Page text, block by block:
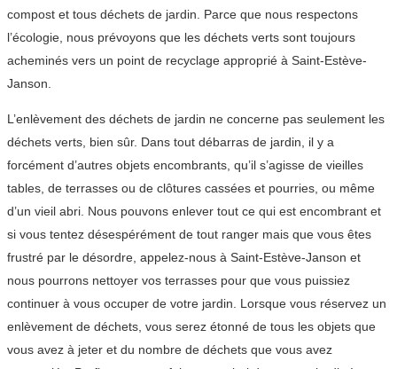
compost et tous déchets de jardin. Parce que nous respectons
l’écologie, nous prévoyons que les déchets verts sont toujours
acheminés vers un point de recyclage approprié à Saint-Estève-
Janson.
L’enlèvement des déchets de jardin ne concerne pas seulement les
déchets verts, bien sûr. Dans tout débarras de jardin, il y a
forcément d’autres objets encombrants, qu’il s’agisse de vieilles
tables, de terrasses ou de clôtures cassées et pourries, ou même
d’un vieil abri. Nous pouvons enlever tout ce qui est encombrant et
si vous tentez désespérément de tout ranger mais que vous êtes
frustré par le désordre, appelez-nous à Saint-Estève-Janson et
nous pourrons nettoyer vos terrasses pour que vous puissiez
continuer à vous occuper de votre jardin. Lorsque vous réservez un
enlèvement de déchets, vous serez étonné de tous les objets que
vous avez à jeter et du nombre de déchets que vous avez